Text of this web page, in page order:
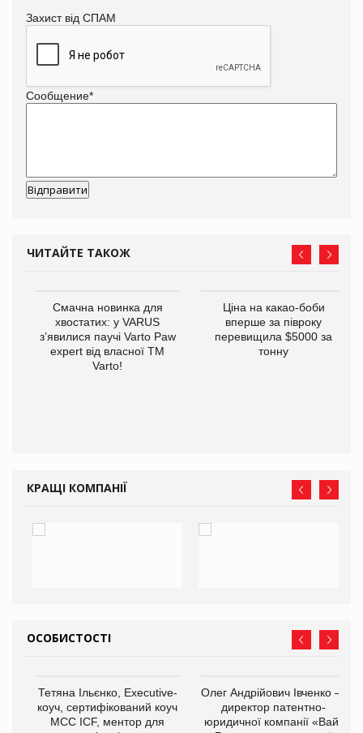
Захист від СПАМ
Сообщение*
ЧИТАЙТЕ ТАКОЖ
Смачна новинка для
хвостатих: у VARUS
з’явилися паучі Varto Paw
expert від власної ТМ
Varto!
Ціна на какао-боби
вперше за півроку
перевищила $5000 за
тонну
КРАЩІ КОМПАНІЇ
ОСОБИСТОСТІ
Тетяна Ільєнко, Executive-
коуч, сертифікований коуч
МСС ICF, ментор для
Олег Андрійович Івченко —
директор патентно-
юридичної компанії «Вайз